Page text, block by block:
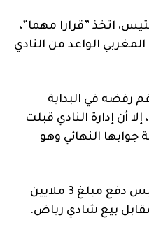
اتخذ ”قرارا مهما”،
الواعد من النادي
رفضه في البداية
أن إدارة النادي قبلت
النهائي وهو
في هذا الصدد ، يتعين على بيتيس دفع مبلغ 3 ملايين
مقابل بيع شادي رياض.